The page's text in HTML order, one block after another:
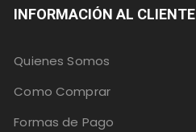
INFORMACIÓN AL CLIENTE
Quienes Somos
Como Comprar
Formas de Pago